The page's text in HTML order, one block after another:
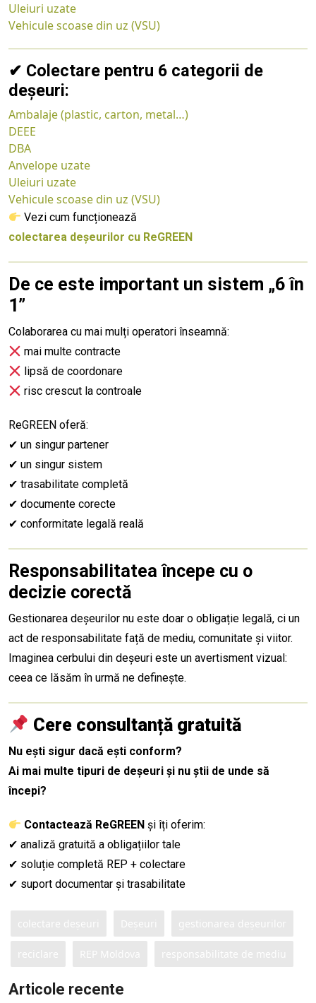
Uleiuri uzate
Vehicule scoase din uz (VSU)
✔ Colectare pentru 6 categorii de
deșeuri:
Ambalaje (plastic, carton, metal…)
DEEE
DBA
Anvelope uzate
Uleiuri uzate
Vehicule scoase din uz (VSU)
Vezi cum funcționează
colectarea deșeurilor cu ReGREEN
De ce este important un sistem „6 în
1”
Colaborarea cu mai mulți operatori înseamnă:
mai multe contracte
lipsă de coordonare
risc crescut la controale
ReGREEN oferă:
✔ un singur partener
✔ un singur sistem
✔ trasabilitate completă
✔ documente corecte
✔ conformitate legală reală
Responsabilitatea începe cu o
decizie corectă
Gestionarea deșeurilor nu este doar o obligație legală, ci un
act de responsabilitate față de mediu, comunitate și viitor.
Imaginea cerbului din deșeuri este un avertisment vizual:
ceea ce lăsăm în urmă ne definește.
Cere consultanță gratuită
Nu ești sigur dacă ești conform?
Ai mai multe tipuri de deșeuri și nu știi de unde să
începi?
Contactează ReGREEN și îți oferim:
✔ analiză gratuită a obligațiilor tale
✔ soluție completă REP + colectare
✔ suport documentar și trasabilitate
Articole recente